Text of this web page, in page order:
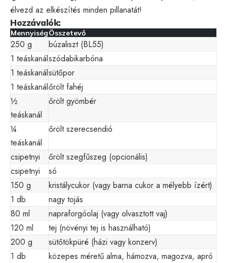
élvezd az elkészítés minden pillanatát!
Hozzávalók:
MennyiségÖsszetevő
250 g
búzaliszt (BL55)
1 teáskanálszódabikarbóna
1 teáskanálsütőpor
1 teáskanálőrölt fahéj
½
teáskanál
őrölt gyömbér
¼
teáskanál
őrölt szerecsendió
csipetnyi
őrölt szegfűszeg (opcionális)
csipetnyi
só
150 g
kristálycukor (vagy barna cukor a mélyebb ízért)
1 db
nagy tojás
80 ml
napraforgóolaj (vagy olvasztott vaj)
120 ml
tej (növényi tej is használható)
200 g
sütőtökpüré (házi vagy konzerv)
1 db
közepes méretű alma, hámozva, magozva, apró